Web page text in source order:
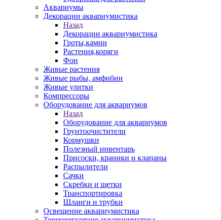
Аквариумы
Декорации аквариумистика
Назад
Декорации аквариумистика
Гроты,камни
Растения,коряги
Фон
Живые растения
Живые рыбы, амфибии
Живые улитки
Компрессоры
Оборудование для аквариумов
Назад
Оборудование для аквариумов
Грунтоочистители
Кормушки
Полезный инвентарь
Присоски, краники и клапаны
Распылители
Сачки
Скребки и щетки
Транспортировка
Шланги и трубки
Освещение аквариумистика